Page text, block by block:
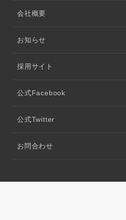
会社概要
お知らせ
採用サイト
公式Facebook
公式Twitter
お問合わせ